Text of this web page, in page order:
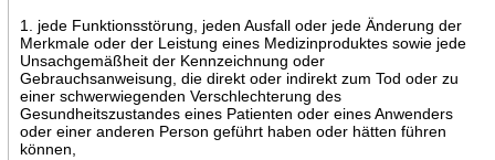
1. jede Funktionsstörung, jeden Ausfall oder jede Änderung der
Merkmale oder der Leistung eines Medizinproduktes sowie jede
Unsachgemäßheit der Kennzeichnung oder
Gebrauchsanweisung, die direkt oder indirekt zum Tod oder zu
einer schwerwiegenden Verschlechterung des
Gesundheitszustandes eines Patienten oder eines Anwenders
oder einer anderen Person geführt haben oder hätten führen
können,